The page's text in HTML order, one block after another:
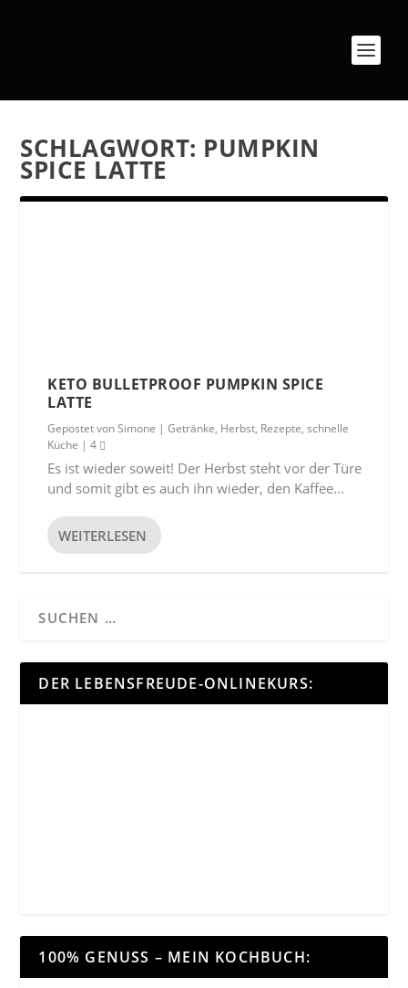
SCHLAGWORT: PUMPKIN
SPICE LATTE
KETO BULLETPROOF PUMPKIN SPICE
LATTE
Gepostet vonSimone |Getränke, Herbst, Rezepte,schnelle
Küche |4
Es ist wieder soweit! Der Herbst steht vor der Türe
und somit gibt es auch ihn wieder, den Kaffee...
WEITERLESEN
DER LEBENSFREUDE-ONLINEKURS:
100% GENUSS – MEIN KOCHBUCH: